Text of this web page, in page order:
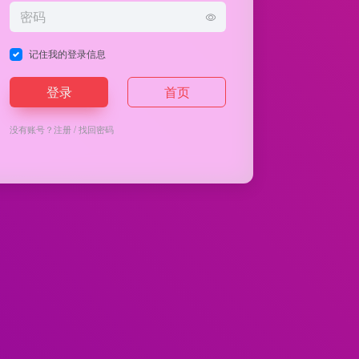
记住我的登录信息
登录 首页
没有账号？注册/找回密码